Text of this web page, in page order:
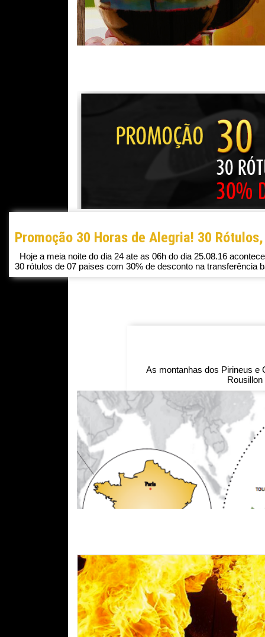
Promoção 30 Horas de Alegria! 30
Hoje a meia noite do dia 24 ate as 06h do dia 25.08.16
30 rótulos de 07 paises com 30% de desconto na transferência
As montanhas dos Pirineus e